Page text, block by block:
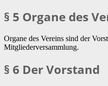
§ 5 Organe des
Organe des Vereins sind der
Mitgliederversammlung.
§ 6 Der Vorstand